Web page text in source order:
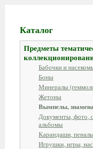
Каталог
Предметы
Бабочки и
Боны
Минералы
Жетоны
Вымпелы, знамена
Документы, фото,
альбомы
Карандаши,
Игрушки, игры,